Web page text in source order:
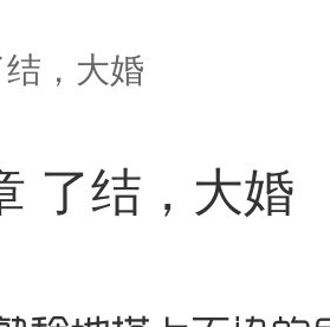
，大婚
了结，大婚